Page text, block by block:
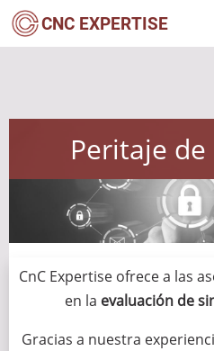
Pasar
CNC EXPERTISE
Peritaje
CnC Expertise ofrece a las
en la evaluación de
Gracias a nuestra